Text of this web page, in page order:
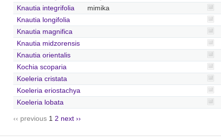
Knautia integrifolia
mimika
Knautia longifolia
Knautia magnifica
Knautia midzorensis
Knautia orientalis
Kochia scoparia
Koeleria cristata
Koeleria eriostachya
Koeleria lobata
‹‹ previous 1 2 next ››